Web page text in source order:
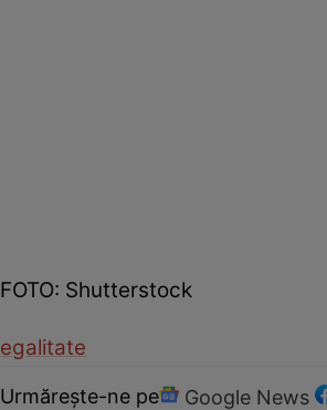
FOTO: Shutterstock
egalitate
Urmărește-ne pe Google News